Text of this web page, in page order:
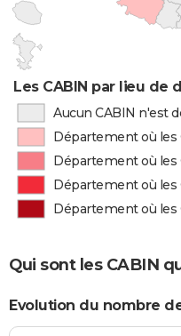
Les CABIN par lieu de
Aucun CABIN n'est
Département où les
Département où les
Département où les
Département où
Qui sont les CABIN
Evolution du nombre